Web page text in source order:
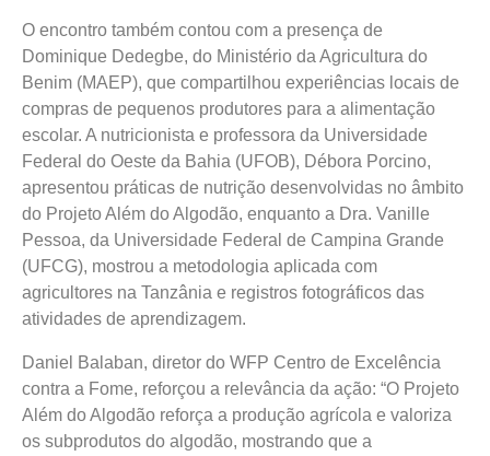
O encontro também contou com a presença de
Dominique Dedegbe, do Ministério da Agricultura do
Benim (MAEP), que compartilhou experiências locais de
compras de pequenos produtores para a alimentação
escolar. A nutricionista e professora da Universidade
Federal do Oeste da Bahia (UFOB), Débora Porcino,
apresentou práticas de nutrição desenvolvidas no âmbito
do Projeto Além do Algodão, enquanto a Dra. Vanille
Pessoa, da Universidade Federal de Campina Grande
(UFCG), mostrou a metodologia aplicada com
agricultores na Tanzânia e registros fotográficos das
atividades de aprendizagem.
Daniel Balaban, diretor do WFP Centro de Excelência
contra a Fome, reforçou a relevância da ação: “O Projeto
Além do Algodão reforça a produção agrícola e valoriza
os subprodutos do algodão, mostrando que a